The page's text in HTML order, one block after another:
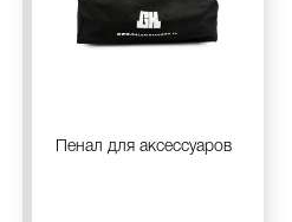
Пенал для аксессуаров